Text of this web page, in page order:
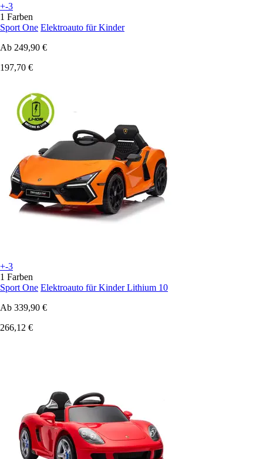
+-3
1 Farben
Sport One Elektroauto für Kinder
Ab 249,90 €
197,70 €
+-3
1 Farben
Sport One Elektroauto für Kinder Lithium 10
Ab 339,90 €
266,12 €